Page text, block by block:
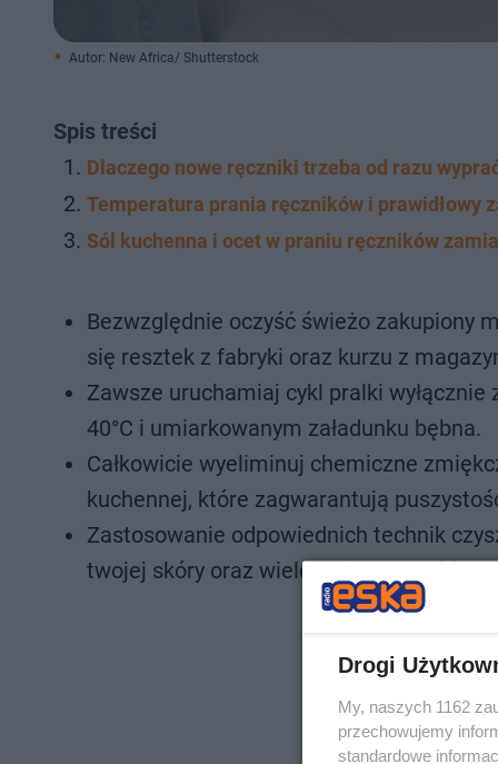
Autor: New Africa/ Shutterstock
Spis treści
Dlaczego nowe ręczniki trzeba od razu
Temperatura prania ręczników i prawidłowy
Sól kuchenna i ocet w praniu ręczników
Bezwzględnie oczyść świeżo zakupiony
się resztek z fabryki oraz kurzu z
Zawsze uruchamiaj cykl pralki
40°C i umiarkowanym załadunku bębna.
Całkowicie wyeliminuj chemiczne
kuchennej, które zagwarantują
Zastosowanie odpowiednich technik
twojej skóry oraz wieloletnią trwałość
Drogi
My, naszych 1162
przechowujemy
standardowe